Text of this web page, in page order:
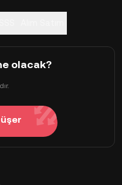
olacak?